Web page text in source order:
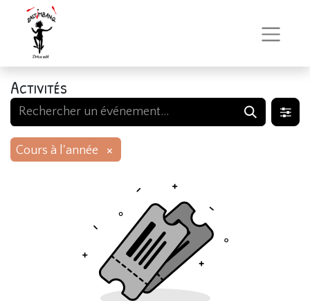
Activités
Cours à l'année ×